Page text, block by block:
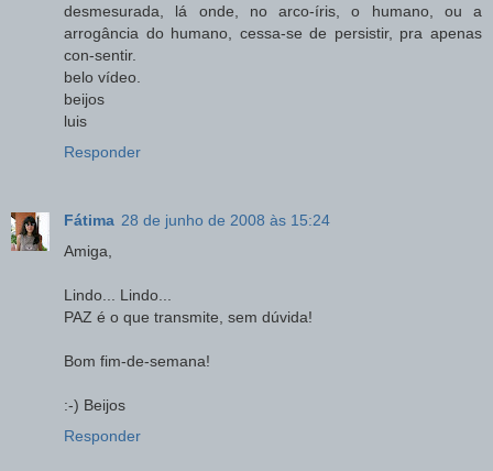
desmesurada, lá onde, no arco-íris, o humano, ou a
arrogância do humano, cessa-se de persistir, pra apenas
con-sentir.
belo vídeo.
beijos
luis
Responder
Fátima 28 de junho de 2008 às 15:24
Amiga,
Lindo... Lindo...
PAZ é o que transmite, sem dúvida!
Bom fim-de-semana!
:-) Beijos
Responder